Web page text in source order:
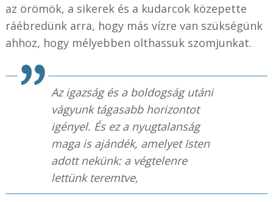
az örömök, a sikerek és a kudarcok közepette
ráébredünk arra, hogy más vízre van szükségünk
ahhoz, hogy mélyebben olthassuk szomjunkat.
Az igazság és a boldogság utáni
vágyunk tágasabb horizontot
igényel. És ez a nyugtalanság
maga is ajándék, amelyet Isten
adott nekünk: a végtelenre
lettünk teremtve,